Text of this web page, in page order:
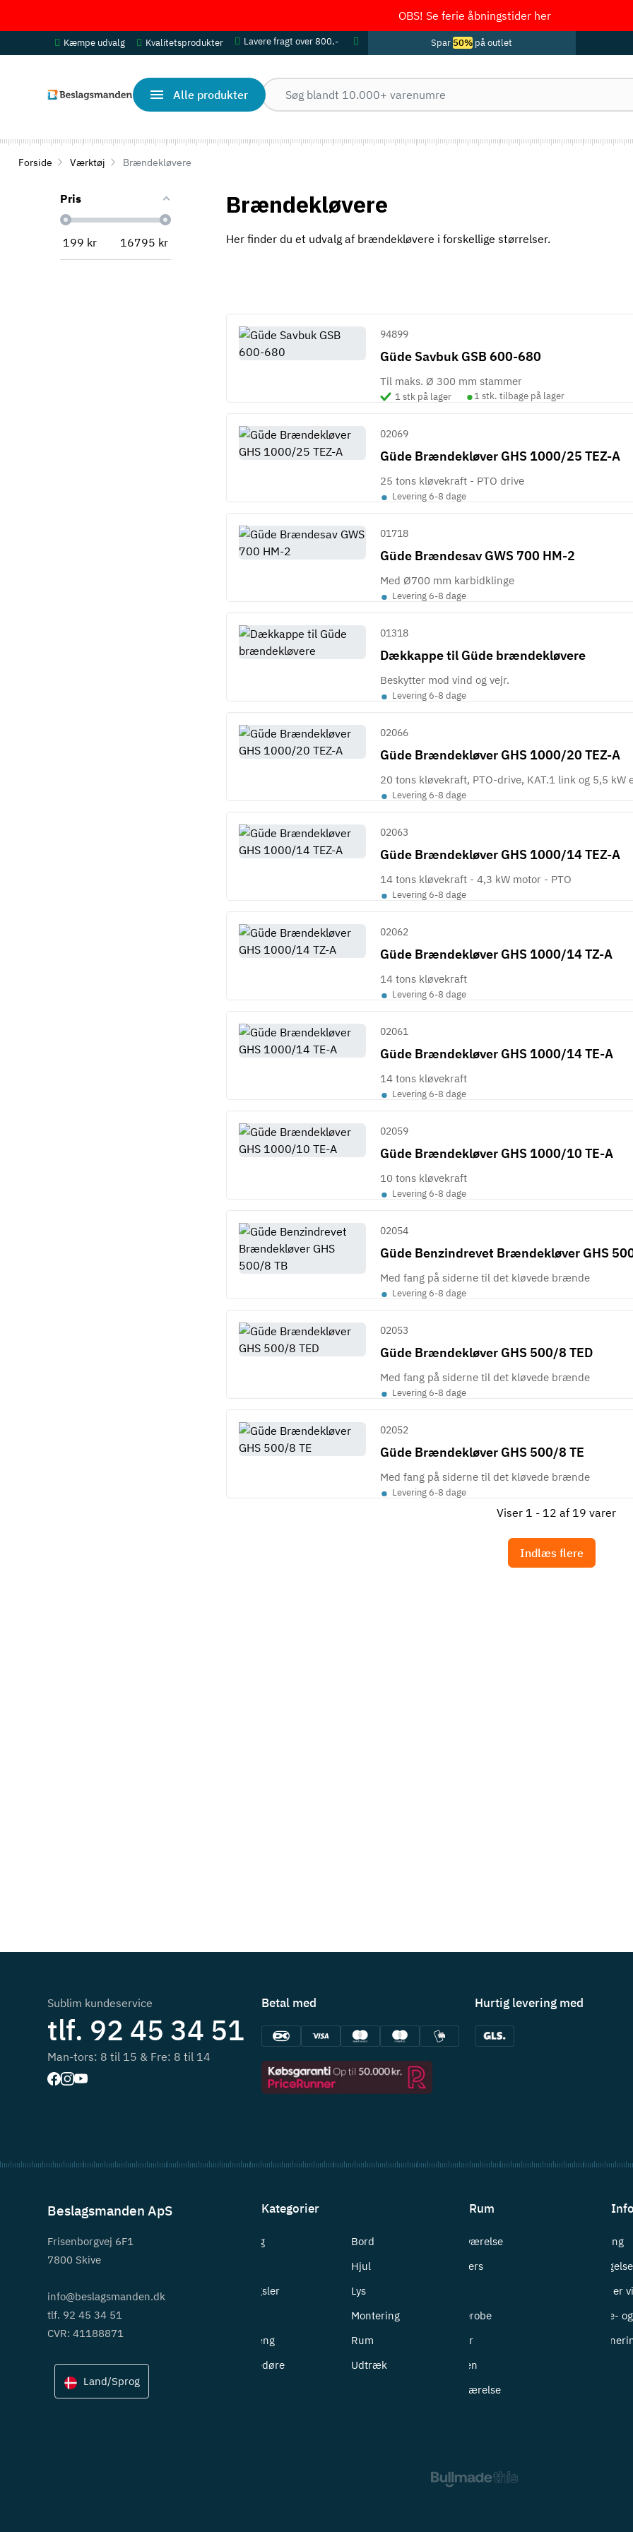
OBS! Se ferie åbningstider her
Kæmpe udvalg Kvalitetsprodukter Lavere fragt over 800,- Spar 50% på outlet
Alle produkter
Forside Værktøj Brændekløvere
Pris
199 kr 16795 kr
Brændekløvere
Her finder du et udvalg af brændekløvere i forskellige størrelser.
Güde Savbuk GSB 600-680
94899
Til maks. Ø 300 mm stammer
1 stk på lager •1 stk. tilbage på lager
Güde Brændekløver GHS 1000/25 TEZ-A
02069
25 tons kløvekraft - PTO drive
• Levering 6-8 dage
Güde Brændesav GWS 700 HM-2
01718
Med Ø700 mm karbidklinge
• Levering 6-8 dage
Dækkappe til Güde brændekløvere
01318
Beskytter mod vind og vejr.
• Levering 6-8 dage
Güde Brændekløver GHS 1000/20 TEZ-A
02066
20 tons kløvekraft, PTO-drive, KAT.1 link og 5,5 kW
• Levering 6-8 dage
Güde Brændekløver GHS 1000/14 TEZ-A
02063
14 tons kløvekraft - 4,3 kW motor - PTO
• Levering 6-8 dage
Güde Brændekløver GHS 1000/14 TZ-A
02062
14 tons kløvekraft
• Levering 6-8 dage
Güde Brændekløver GHS 1000/14 TE-A
02061
14 tons kløvekraft
• Levering 6-8 dage
Güde Brændekløver GHS 1000/10 TE-A
02059
10 tons kløvekraft
• Levering 6-8 dage
Güde Benzindrevet Brændekløver GHS
02054
Med fang på siderne til det kløvede brænde
• Levering 6-8 dage
Güde Brændekløver GHS 500/8 TED
02053
Med fang på siderne til det kløvede brænde
• Levering 6-8 dage
Güde Brændekløver GHS 500/8 TE
02052
Med fang på siderne til det kløvede brænde
• Levering 6-8 dage
Viser 1 - 12 af 19 varer
Indlæs flere
Sublim kundeservice
tlf. 92 45 34 51
Man-tors: 8 til 15 & Fre: 8 til 14
Betal med Hurtig levering med
Beslagsmanden ApS
Frisenborgvej 6F1
7800 Skive
info@beslagsmanden.dk
tlf. 92 45 34 51
CVR: 41188871
Land/Sprog
Kategorier
Beslag
Bord
Hjul
Hængsler
Lys
Montering
Ophæng
Rum
Skydedøre
Udtræk
Rum
Badeværelse
Bryggers
Garderobe
Kontor
Køkken
Soveværelse
Levering
Hvem er vi
Cookie-